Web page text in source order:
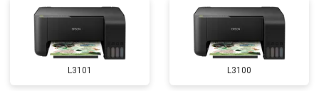
L3101 L3100